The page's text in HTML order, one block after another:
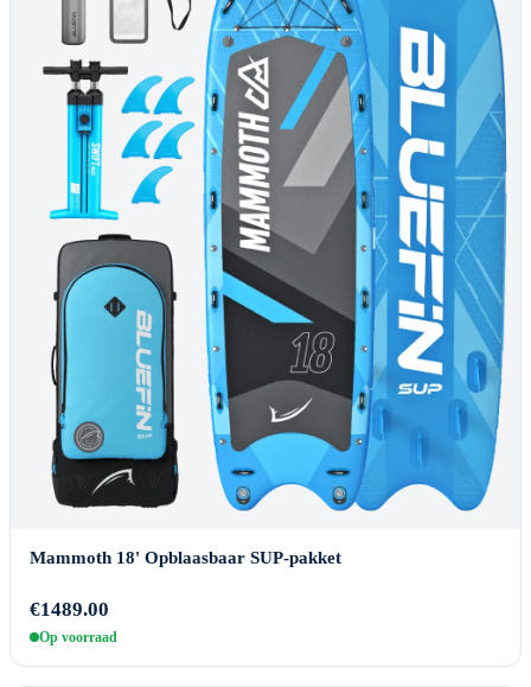
Mammoth 18' Opblaasbaar SUP-pakket
€1489.00
Op voorraad